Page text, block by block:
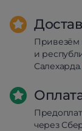
Привезём
и
Салехарда.
через